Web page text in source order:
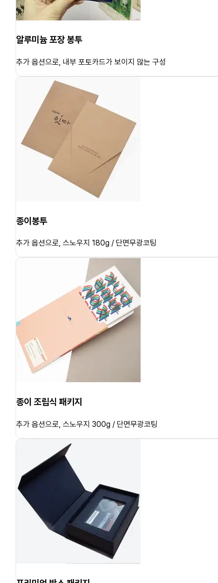
알루미늄 포장 봉투
추가 옵션으로, 내부 포토카드가 보이지 않는 구성
종이봉투
추가 옵션으로, 스노우지 180g / 단면무광코팅
종이 조립식 패키지
추가 옵션으로, 스노우지 300g / 단면무광코팅